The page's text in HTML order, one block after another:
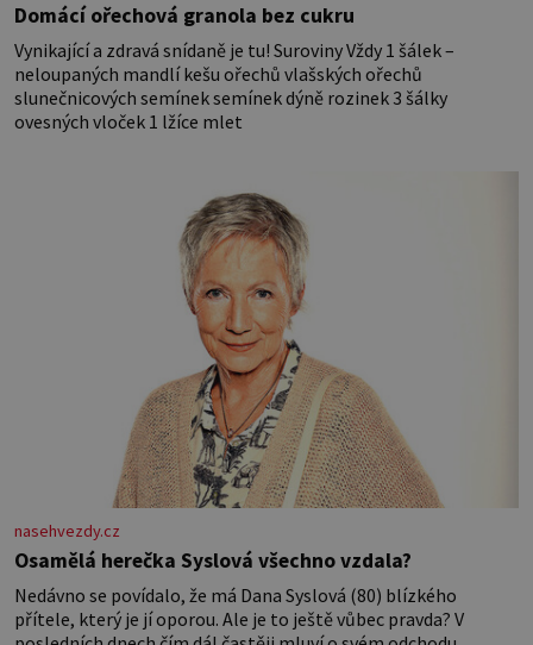
Domácí ořechová granola bez cukru
Vynikající a zdravá snídaně je tu! Suroviny Vždy 1 šálek –
neloupaných mandlí kešu ořechů vlašských ořechů
slunečnicových semínek semínek dýně rozinek 3 šálky
ovesných vloček 1 lžíce mlet
nasehvezdy.cz
Osamělá herečka Syslová všechno vzdala?
Nedávno se povídalo, že má Dana Syslová (80) blízkého
přítele, který je jí oporou. Ale je to ještě vůbec pravda? V